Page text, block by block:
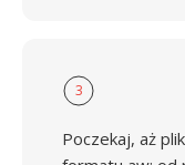
3
Poczekaj, aż